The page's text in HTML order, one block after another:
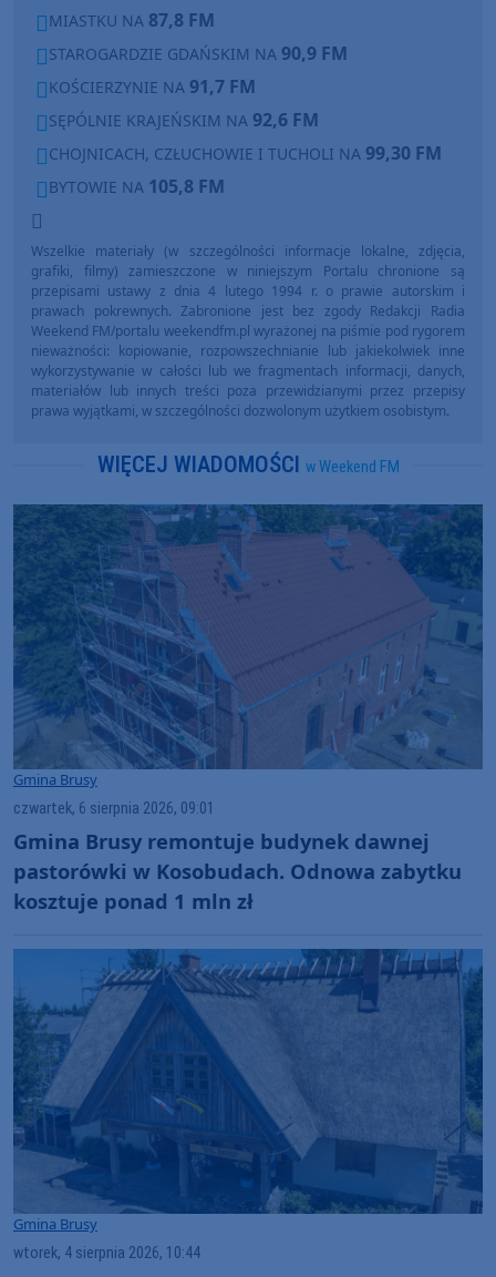
MIASTKU NA 87,8 FM
STAROGARDZIE GDAŃSKIM NA 90,9 FM
KOŚCIERZYNIE NA 91,7 FM
SĘPÓLNIE KRAJEŃSKIM NA 92,6 FM
CHOJNICACH, CZŁUCHOWIE I TUCHOLI NA 99,30 FM
BYTOWIE NA 105,8 FM
Wszelkie materiały (w szczególności informacje lokalne, zdjęcia,
grafiki, filmy) zamieszczone w niniejszym Portalu chronione są
przepisami ustawy z dnia 4 lutego 1994 r. o prawie autorskim i
prawach pokrewnych. Zabronione jest bez zgody Redakcji Radia
Weekend FM/portalu weekendfm.pl wyrażonej na piśmie pod rygorem
nieważności: kopiowanie, rozpowszechnianie lub jakiekolwiek inne
wykorzystywanie w całości lub we fragmentach informacji, danych,
materiałów lub innych treści poza przewidzianymi przez przepisy
prawa wyjątkami, w szczególności dozwolonym użytkiem osobistym.
WIĘCEJ WIADOMOŚCI w Weekend FM
Gmina Brusy
czwartek, 6 sierpnia 2026, 09:01
Gmina Brusy remontuje budynek dawnej
pastorówki w Kosobudach. Odnowa zabytku
kosztuje ponad 1 mln zł
Gmina Brusy
wtorek, 4 sierpnia 2026, 10:44